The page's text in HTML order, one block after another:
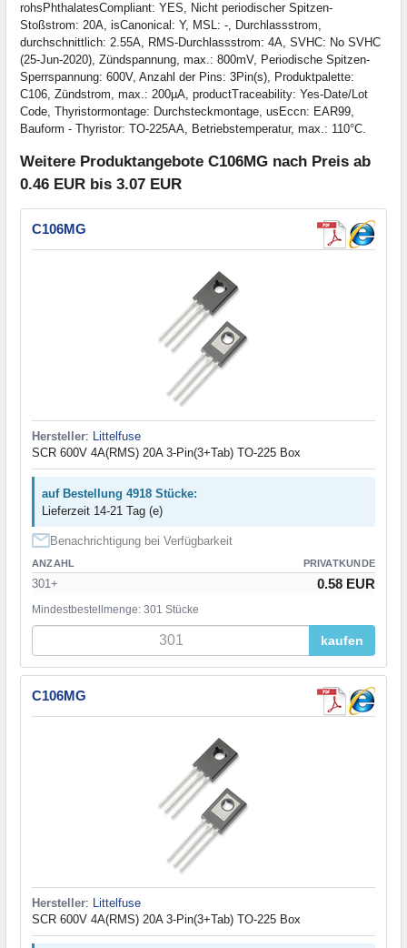
rohsPhthalatesCompliant: YES, Nicht periodischer Spitzen-
Stoßstrom: 20A, isCanonical: Y, MSL: -, Durchlassstrom,
durchschnittlich: 2.55A, RMS-Durchlassstrom: 4A, SVHC: No SVHC
(25-Jun-2020), Zündspannung, max.: 800mV, Periodische Spitzen-
Sperrspannung: 600V, Anzahl der Pins: 3Pin(s), Produktpalette:
C106, Zündstrom, max.: 200µA, productTraceability: Yes-Date/Lot
Code, Thyristormontage: Durchsteckmontage, usEccn: EAR99,
Bauform - Thyristor: TO-225AA, Betriebstemperatur, max.: 110°C.
Weitere Produktangebote C106MG nach Preis ab
0.46 EUR bis 3.07 EUR
C106MG
Hersteller: Littelfuse
SCR 600V 4A(RMS) 20A 3-Pin(3+Tab) TO-225 Box
auf Bestellung 4918 Stücke:
Lieferzeit 14-21 Tag (e)
Benachrichtigung bei Verfügbarkeit
ANZAHL PRIVATKUNDE
301+ 0.58 EUR
Mindestbestellmenge: 301 Stücke
kaufen
C106MG
Hersteller: Littelfuse
SCR 600V 4A(RMS) 20A 3-Pin(3+Tab) TO-225 Box